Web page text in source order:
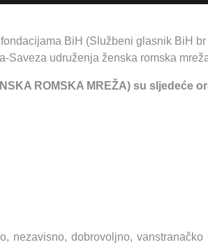
BiH (Službeni glasnik BiH
Saveza udruženja ženska romska
ROMSKA MREŽA) su sljedeće
nezavisno, dobrovoljno,